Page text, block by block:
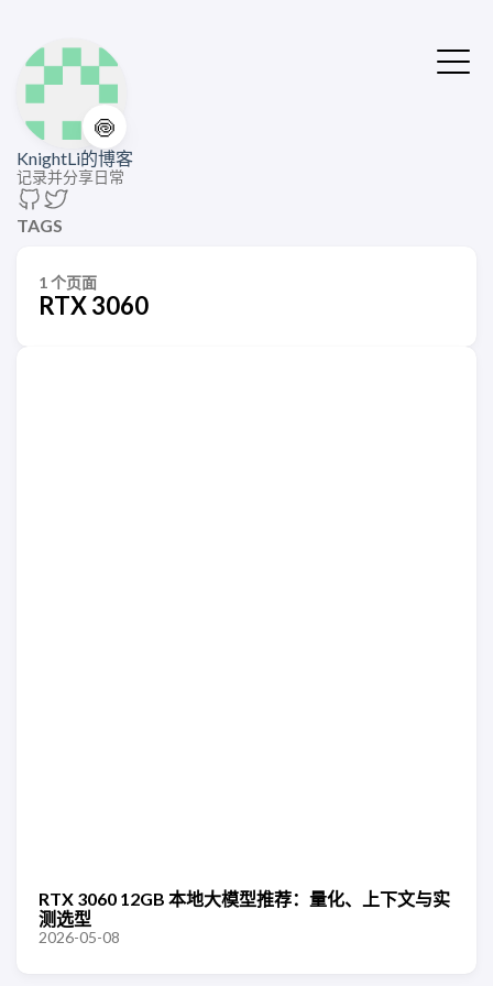
🍥
KnightLi的博客
记录并分享日常
TAGS
1 个页面
RTX 3060
RTX 3060 12GB 本地大模型推荐：量化、上下文与实
测选型
2026-05-08